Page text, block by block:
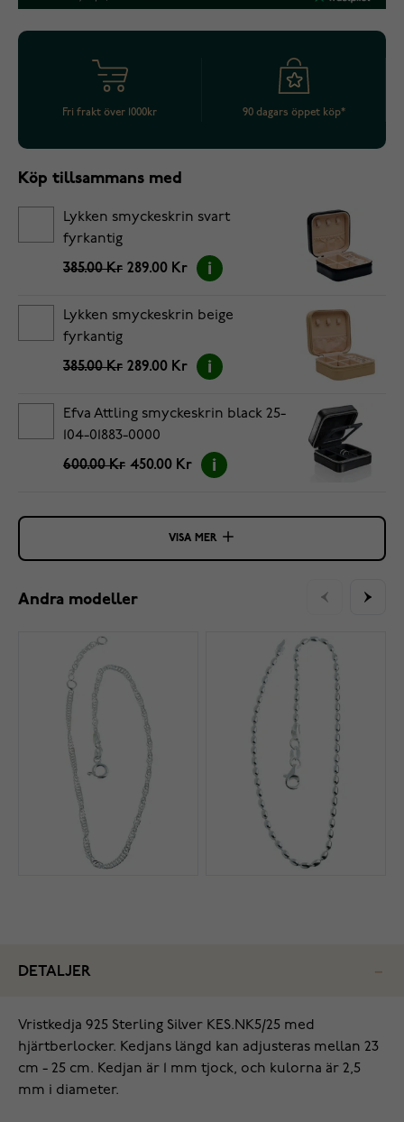
Fri frakt över 1000kr 90 dagars öppet köp*
Köp tillsammans med
Lykken smyckeskrin svart
fyrkantig
385.00 Kr 289.00 Kr
Lykken smyckeskrin beige
fyrkantig
385.00 Kr 289.00 Kr
Efva Attling smyckeskrin black 25-
104-01883-0000
600.00 Kr 450.00 Kr
VISA MER
Andra modeller
DETALJER
‌Vristkedja 925 Sterling Silver KES.NK5/25 med
hjärtberlocker. Kedjans längd kan adjusteras mellan 23
cm - 25 cm. Kedjan är 1 mm tjock, och kulorna är 2,5
mm i diameter.